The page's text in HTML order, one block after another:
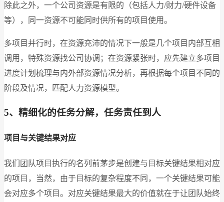
除此之外，一个公司资源是有限的（包括人力/财力/硬件设备
等），同一资源不可能同时供所有的项目使用。
多项目并行时，在资源充沛的情况下一般是几个项目内部互相
调用，特殊资源找公司协调；在资源紧张时，应先建立多项目
进度计划梳理与内外部资源情况分析，再根据每个项目不同的
阶段及情况，匹配人力资源模型。
5、精细化的任务分解，任务责任到人
项目与关键结果对应
我们团队项目执行的名列前茅步是创建与目标关键结果相对应
的项目，当然，由于目标的复杂程度不同，一个关键结果可能
会对应多个项目。对应关键结果最大的价值就在于让团队始终